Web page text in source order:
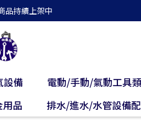
品持續上架中
設備
電動/手動/氣動工具類
用品 排水/進水/水管設備